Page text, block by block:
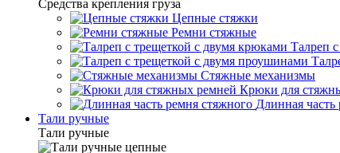
Средства крепления груза
Цепные стяжки
Ремни стяжные
Талреп
Стяжные механизмы
Крюки для
Длинная часть
Тали ручные
Тали ручные